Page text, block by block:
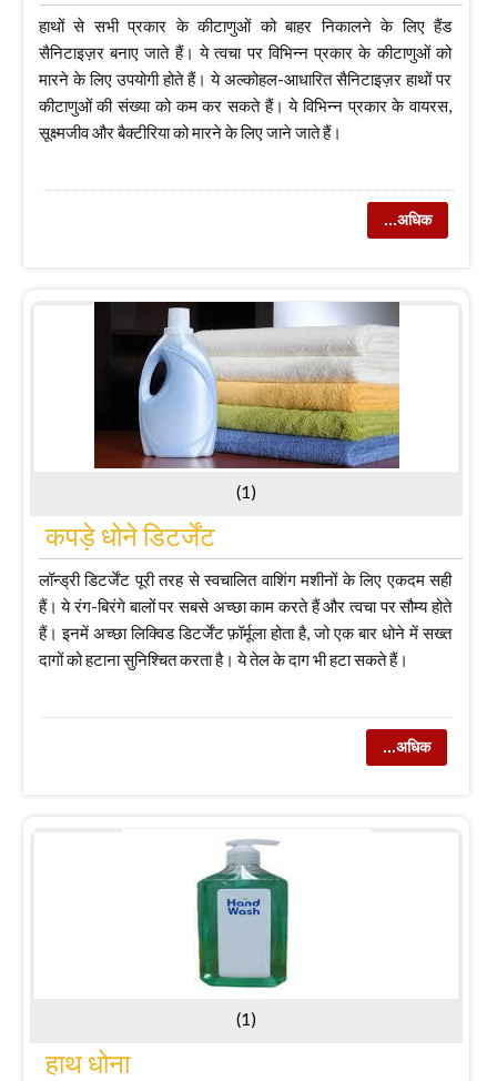
हाथों से सभी प्रकार के कीटाणुओं को बाहर निकालने के लिए हैंड
सैनिटाइज़र बनाए जाते हैं। ये त्वचा पर विभिन्न प्रकार के कीटाणुओं को
मारने के लिए उपयोगी होते हैं। ये अल्कोहल-आधारित सैनिटाइज़र हाथों पर
कीटाणुओं की संख्या को कम कर सकते हैं। ये विभिन्न प्रकार के वायरस,
सूक्ष्मजीव और बैक्टीरिया को मारने के लिए जाने जाते हैं।
...अधिक
(1)
कपड़े धोने डिटर्जेंट
लॉन्ड्री डिटर्जेंट पूरी तरह से स्वचालित वाशिंग मशीनों के लिए एकदम सही
हैं। ये रंग-बिरंगे बालों पर सबसे अच्छा काम करते हैं और त्वचा पर सौम्य होते
हैं। इनमें अच्छा लिक्विड डिटर्जेंट फ़ॉर्मूला होता है, जो एक बार धोने में सख्त
दागों को हटाना सुनिश्चित करता है। ये तेल के दाग भी हटा सकते हैं।
...अधिक
(1)
हाथ धोना